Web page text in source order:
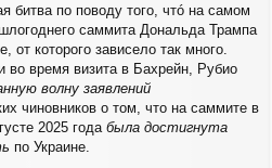
битва по поводу того, чтó на самом
саммита Дональда Трампа
которого зависело так много.
во время визита в Бахрейн, Рубио
волну заявлений
чиновников о том, что на саммите в
2025 года была достигнута
по Украине.